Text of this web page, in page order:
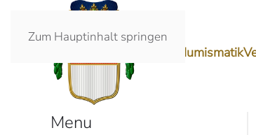
Zum Hauptinhalt springen
Numismatik
Menu